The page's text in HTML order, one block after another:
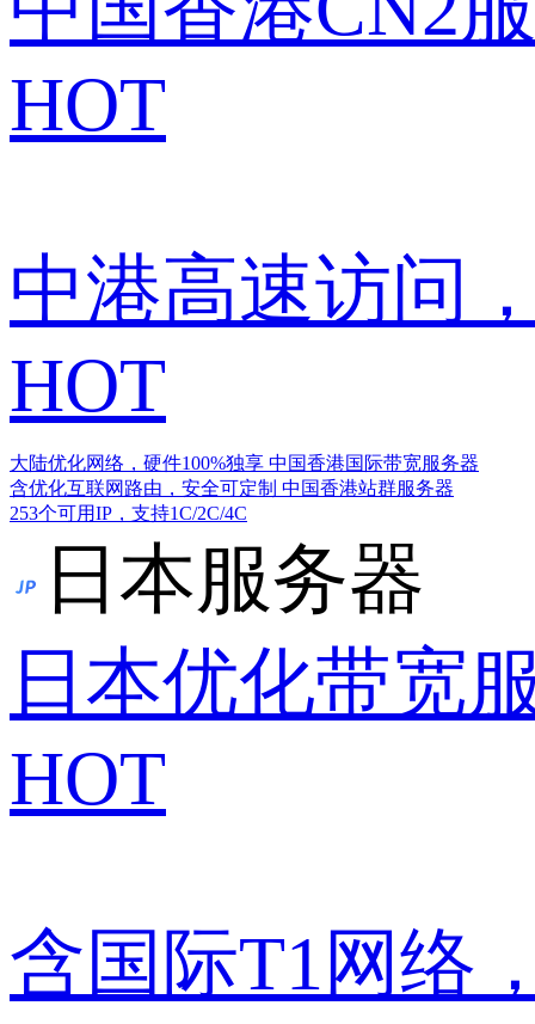
HOT
中港高速访问
HOT
大陆优化网络，硬件100%独享 中国香港国际带宽服务器
含优化互联网路由，安全可定制 中国香港站群服务器
253个可用IP，支持1C/2C/4C
日本服务器
日本优化带宽
HOT
含国际T1网络